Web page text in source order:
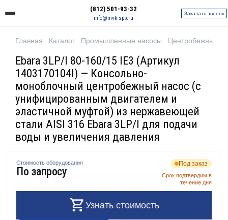
(812) 501-93-32
info@mvk-spb.ru
Заказать звонок
Главная Каталог Промышленные насосы Центробежные
Ebara 3LP/I 80-160/15 IE3 (Артикул
1403170104I) — Консольно-
моноблочный центробежный насос (с
унифицированным двигателем и
эластичной муфтой) из нержавеющей
стали AISI 316 Ebara 3LP/I для подачи
воды и увеличения давления
Стоимость оборудования
По запросу
Под заказ
Срок подтвердим в
течение дня
Узнать стоимость